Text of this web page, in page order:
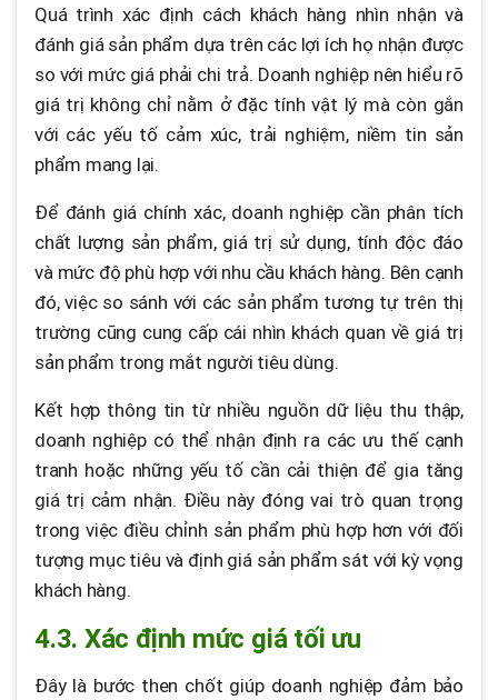
Quá trình xác định cách khách hàng nhìn nhận và
đánh giá sản phẩm dựa trên các lợi ích họ nhận được
so với mức giá phải chi trả. Doanh nghiệp nên hiểu rõ
giá trị không chỉ nằm ở đặc tính vật lý mà còn gắn
với các yếu tố cảm xúc, trải nghiệm, niềm tin sản
phẩm mang lại.
Để đánh giá chính xác, doanh nghiệp cần phân tích
chất lượng sản phẩm, giá trị sử dụng, tính độc đáo
và mức độ phù hợp với nhu cầu khách hàng. Bên cạnh
đó, việc so sánh với các sản phẩm tương tự trên thị
trường cũng cung cấp cái nhìn khách quan về giá trị
sản phẩm trong mắt người tiêu dùng.
Kết hợp thông tin từ nhiều nguồn dữ liệu thu thập,
doanh nghiệp có thể nhận định ra các ưu thế cạnh
tranh hoặc những yếu tố cần cải thiện để gia tăng
giá trị cảm nhận. Điều này đóng vai trò quan trọng
trong việc điều chỉnh sản phẩm phù hợp hơn với đối
tượng mục tiêu và định giá sản phẩm sát với kỳ vọng
khách hàng.
4.3. Xác định mức giá tối ưu
Đây là bước then chốt giúp doanh nghiệp đảm bảo